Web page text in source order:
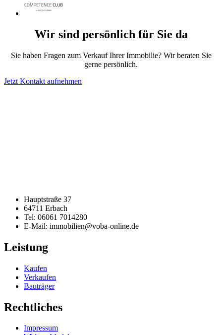
Wir sind persönlich für Sie da
Sie haben Fragen zum Verkauf Ihrer Immobilie? Wir beraten Sie
gerne persönlich.
Jetzt Kontakt aufnehmen
Hauptstraße 37
64711 Erbach
Tel: 06061 7014280
E-Mail: immobilien@voba-online.de
Leistung
Kaufen
Verkaufen
Bauträger
Rechtliches
Impressum